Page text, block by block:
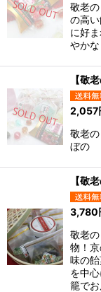
敬老
の高
に好
やか
【敬
2,057
敬老
ぼの
【敬
3,780
敬老
物！
味の
を中
籠で